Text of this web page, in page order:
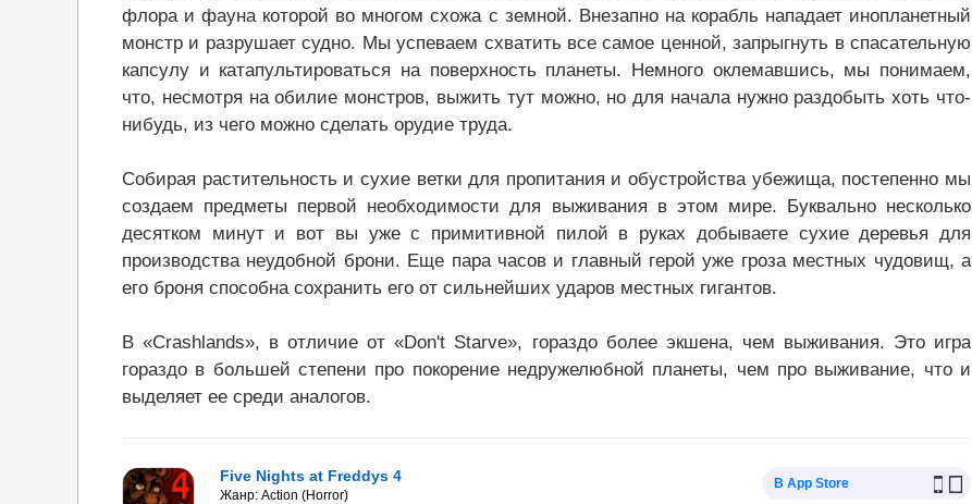
флора и фауна которой во многом схожа с земной. Внезапно на корабль нападает инопланетный
монстр и разрушает судно. Мы успеваем схватить все самое ценной, запрыгнуть в спасательную
капсулу и катапультироваться на поверхность планеты. Немного оклемавшись, мы понимаем,
что, несмотря на обилие монстров, выжить тут можно, но для начала нужно раздобыть хоть что-
нибудь, из чего можно сделать орудие труда.
Собирая растительность и сухие ветки для пропитания и обустройства убежища, постепенно мы
создаем предметы первой необходимости для выживания в этом мире. Буквально несколько
десятком минут и вот вы уже с примитивной пилой в руках добываете сухие деревья для
производства неудобной брони. Еще пара часов и главный герой уже гроза местных чудовищ, а
его броня способна сохранить его от сильнейших ударов местных гигантов.
В «Crashlands», в отличие от «Don't Starve», гораздо более экшена, чем выживания. Это игра
гораздо в большей степени про покорение недружелюбной планеты, чем про выживание, что и
выделяет ее среди аналогов.
Five Nights at Freddys 4
Жанр: Action (Horror)
В App Store